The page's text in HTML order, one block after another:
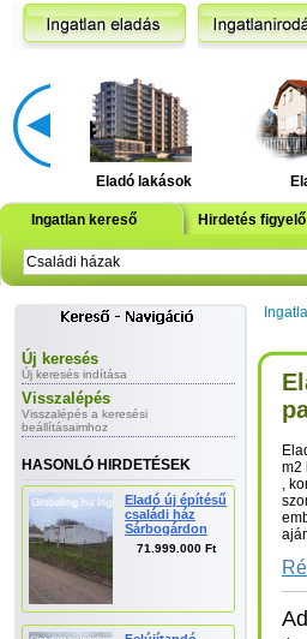
Eladó lakások
Ingatlan kereső Hirdetés figyelő
Új keresés
Új keresés indítása
Visszalépés
Visszalépés a keresési
beállításaimhoz
HASONLÓ HIRDETÉSEK
Eladó új építésű
családi ház
Sárbogárdon
71.999.000 Ft
m2
,